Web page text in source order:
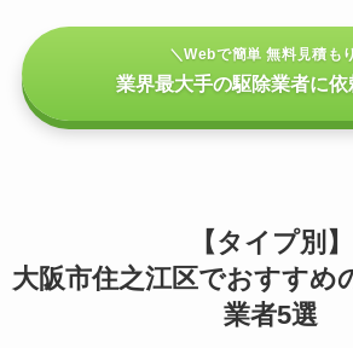
＼Webで簡単 無料見積も
業界最大手の駆除業者に依
【タイプ別】
大阪市住之江区でおすすめ
業者5選